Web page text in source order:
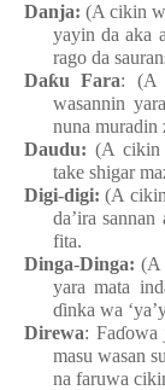
Danja: (A cikin
yayin da aka
rago da
Daƙu Fara: (A
wasannin yara
nuna muradin
Daudu: (A cikin
take shigar
Digi-digi:(A
da’ira sannan
fita.
Dinga-Dinga: (A
yara mata
ɗinka wa
Direwa: Faɗowa
masu wasan
na faruwa